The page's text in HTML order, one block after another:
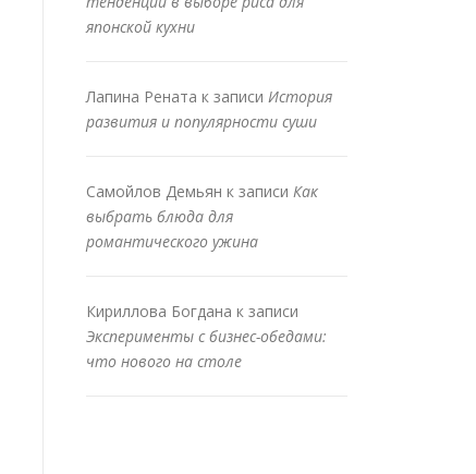
японской кухни
Лапина Рената к записи История
развития и популярности суши
Самойлов Демьян к записи Как
выбрать блюда для
романтического ужина
Кириллова Богдана к записи
Эксперименты с бизнес-обедами:
что нового на столе